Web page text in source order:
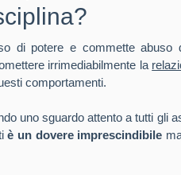
di potere e commette abuso
irrimediabilmente la
comportamenti.
uno sguardo attento a tutti gli
è un dovere imprescindibile